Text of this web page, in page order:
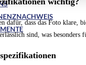
dafür, dass das Foto
sind, was